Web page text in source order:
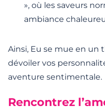
», où les saveurs
ambiance
Ainsi, Eu se mue en un
dévoiler vos
aventure sentimentale.
Rencontrez